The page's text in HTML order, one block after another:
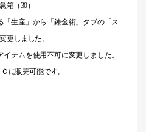
箱（30）
生産」から「錬金術」タブの「ス
更しました。
テムを使用不可に変更しました。
に販売可能です。